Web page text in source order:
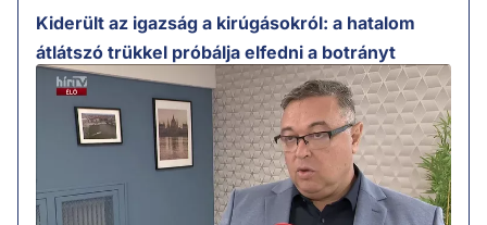
Kiderült az igazság a kirúgásokról: a hatalom
átlátszó trükkel próbálja elfedni a botrányt